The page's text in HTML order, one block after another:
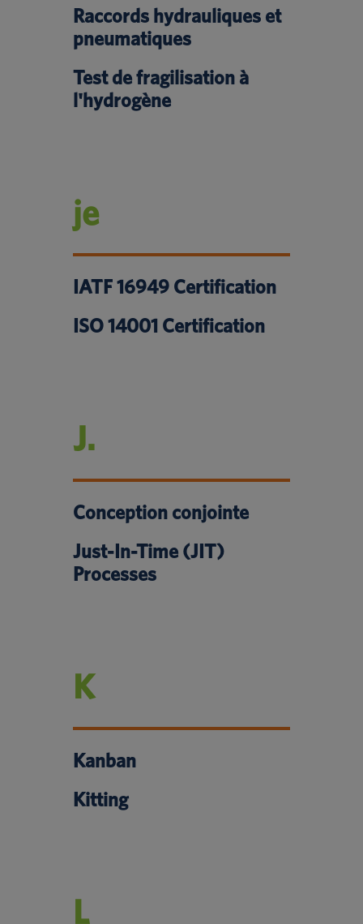
Raccords hydrauliques et
pneumatiques
Test de fragilisation à
l'hydrogène
je
IATF 16949 Certification
ISO 14001 Certification
J.
Conception conjointe
Just-In-Time (JIT)
Processes
K
Kanban
Kitting
L